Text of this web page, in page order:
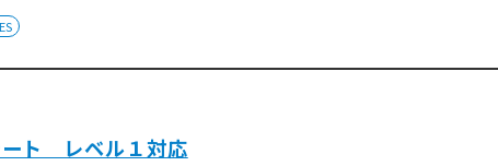
ート レベル１対応